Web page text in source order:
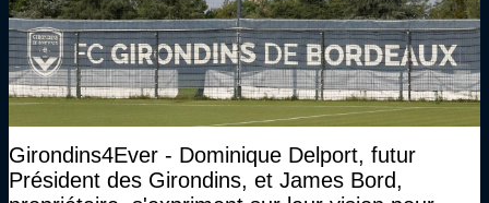
Girondins4Ever - Dominique Delport, futur
Président des Girondins, et James Bord,